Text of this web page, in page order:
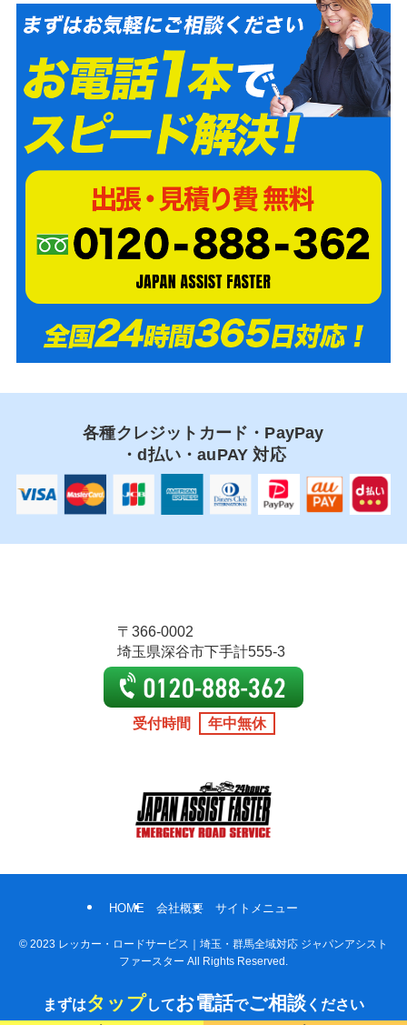
各種クレジットカード・PayPay
・d払い・auPAY 対応
〒366-0002
埼玉県深谷市下手計555-3
受付時間 年中無休
HOME 会社概要 サイトメニュー
© 2023 レッカー・ロードサービス｜埼玉・群馬全域対応 ジャパンアシスト
ファースター All Rights Reserved.
まずはタップしてお電話でご相談 ください